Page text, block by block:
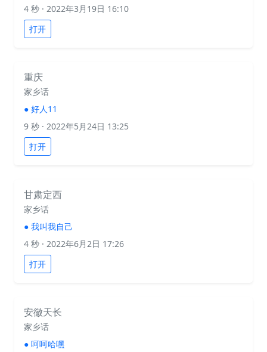
4 秒 · 2022年3月19日 16:10
打开
重庆
家乡话
● 好人11
9 秒 · 2022年5月24日 13:25
打开
甘肃定西
家乡话
● 我叫我自己
4 秒 · 2022年6月2日 17:26
打开
安徽天长
家乡话
● 呵呵哈嘿